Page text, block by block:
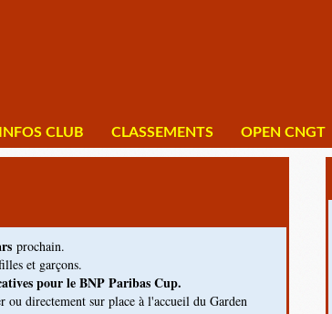
INFOS CLUB CLASSEMENTS OPEN CNGT
prochain.
et garçons.
pour le BNP Paribas Cup.
directement sur place à l'accueil du Garden
1 av